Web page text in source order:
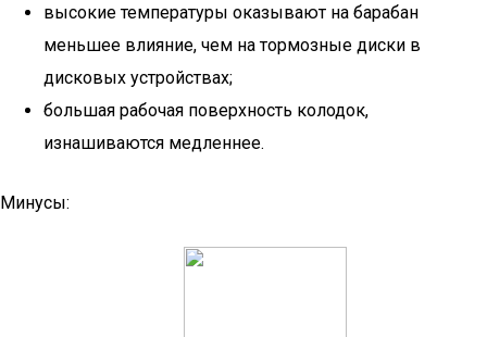
высокие температуры оказывают на барабан
меньшее влияние, чем на тормозные диски в
дисковых устройствах;
большая рабочая поверхность колодок,
изнашиваются медленнее.
Минусы: